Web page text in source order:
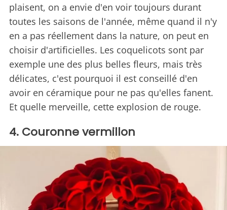
plaisent, on a envie d'en voir toujours durant
toutes les saisons de l'année, même quand il n'y
en a pas réellement dans la nature, on peut en
choisir d'artificielles. Les coquelicots sont par
exemple une des plus belles fleurs, mais très
délicates, c'est pourquoi il est conseillé d'en
avoir en céramique pour ne pas qu'elles fanent.
Et quelle merveille, cette explosion de rouge.
4. Couronne vermillon